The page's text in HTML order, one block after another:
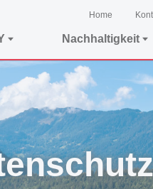
Home
Nachhaltigkeit